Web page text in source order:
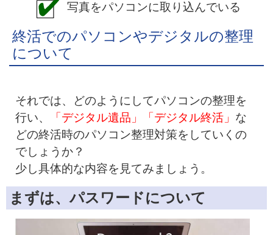
写真をパソコンに取り込んでいる
終活でのパソコンやデジタルの整理
について
それでは、どのようにしてパソコンの整理を
行い、
「デジタル遺品」「デジタル終活」 な
どの終活時のパソコン整理対策をしていくの
でしょうか？
少し具体的な内容を見てみましょう。
まずは、パスワードについて